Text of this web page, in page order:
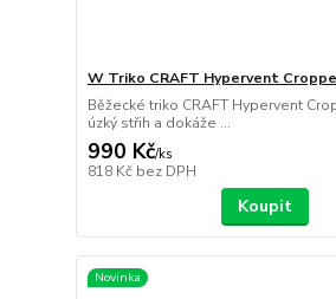
W Triko CRAFT Hypervent
Běžecké triko CRAFT Hypervent
úzký střih a dokáže ...
990 Kč/ks
818 Kč bez DPH
Koupit
Novinka